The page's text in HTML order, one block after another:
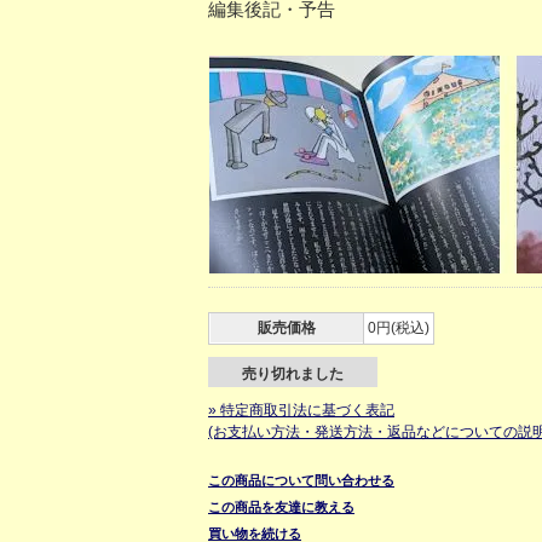
編集後記・予告
販売価格 0円(税込)
売り切れました
» 特定商取引法に基づく表記
(お支払い方法・発送方法・返品などについての説
この商品について問い合わせる
この商品を友達に教える
買い物を続ける